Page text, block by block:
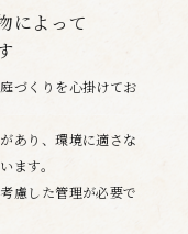
によって
づくりを心掛けてお
あり、環境に適さな
ます。
慮した管理が必要で